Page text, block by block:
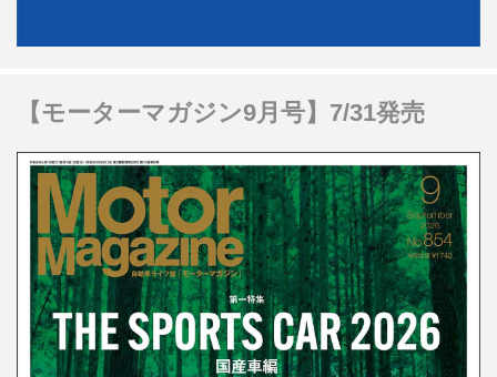
【モーターマガジン9月号】7/31発売